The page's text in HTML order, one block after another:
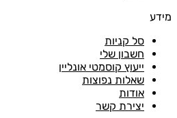
מידע
סל קניות
חשבון שלי
ייעוץ קוסמטי אונליין
שאלות נפוצות
אודות
יצירת קשר